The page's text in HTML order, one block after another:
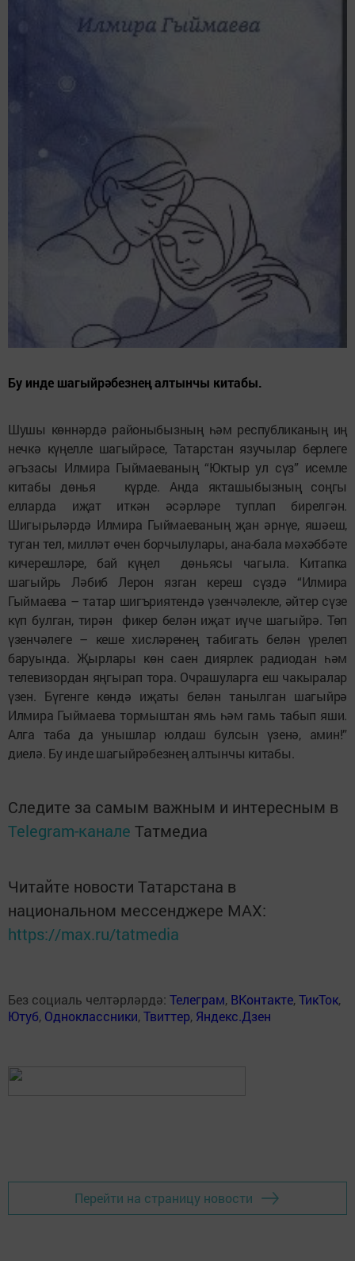
Бу инде шагыйрәбезнең алтынчы китабы.
Шушы көннәрдә районыбыз­ның һәм республиканың иң
нечкә күңелле шагыйрәсе, Татарстан язучылар берлеге
әгъзасы Илмира Гыймаеваның “Юктыр ул сүз” исемле
китабы дөнья күрде. Анда якташыбызның соңгы
елларда иҗат иткән әсәрләре туплап бирелгән.
Шигырьләрдә Илмира Гыймаеваның җан әрнүе, яшәеш,
туган тел, милләт өчен борчылулары, ана-бала мәхәббәте
кичерешләре, бай күңел дөньясы чагыла. Китапка
шагыйрь Ләбиб Лерон язган кереш сүздә “Илмира
Гыймаева – татар шигъриятендә үзенчәлекле, әйтер сүзе
күп булган, тирән фикер белән иҗат иүче шагыйрә. Төп
үзенчәлеге – кеше хисләренең табигать белән үрелеп
баруында. Җырлары көн саен диярлек радиодан һәм
телевизордан яңгырап тора. Очрашуларга еш чакыралар
үзен. Бүгенге көндә иҗаты белән танылган шагыйрә
Илмира Гыймаева тормыштан ямь һәм гамь табып яши.
Алга таба да унышлар юлдаш булсын үзенә, амин!”
диелә. Бу инде шагыйрәбезнең алтынчы китабы.
Следите за самым важным и интересным в
Telegram-канале Татмедиа
Читайте новости Татарстана в
национальном мессенджере MАХ:
https://max.ru/tatmedia
Без социаль челтәрләрдә: Телеграм, ВКонтакте,ТикТок,
Ютуб, Одноклассники,Твиттер, Яндекс.Дзен
Перейти на страницу новости